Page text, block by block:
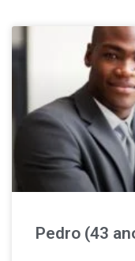
Pedro (43